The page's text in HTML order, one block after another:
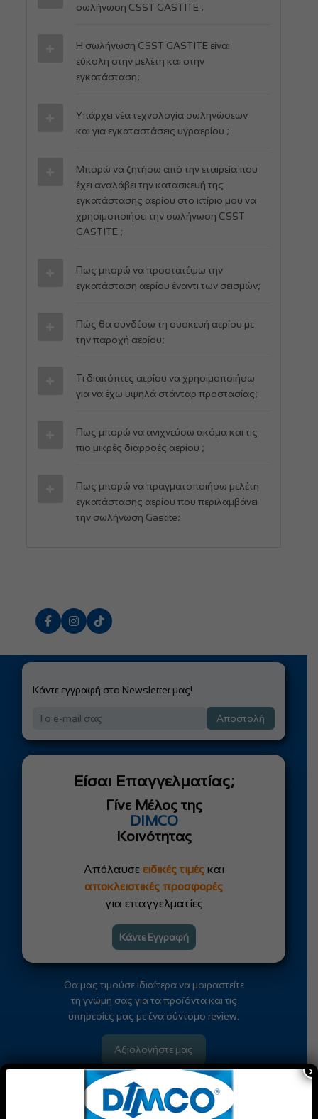
σωλήνωση CSST GASTITE ;
Η σωλήνωση CSST GASTITE είναι
εύκολη στην μελέτη και στην
εγκατάσταση;
Υπάρχει νέα τεχνολογία σωληνώσεων
και για εγκαταστάσεις υγραερίου ;
Μπορώ να ζητήσω από την εταιρεία που
έχει αναλάβει την κατασκευή της
εγκατάστασης αερίου στο κτίριο μου να
χρησιμοποιήσει την σωλήνωση CSST
GASTITE ;
Πως μπορώ να προστατέψω την
εγκατάσταση αερίου έναντι των σεισμών;
Πώς θα συνδέσω τη συσκευή αερίου με
την παροχή αερίου;
Τι διακόπτες αερίου να χρησιμοποιήσω
για να έχω υψηλά στάνταρ προστασίας;
Πως μπορώ να ανιχνεύσω ακόμα και τις
πιο μικρές διαρροές αερίου ;
Πως μπορώ να πραγματοποιήσω μελέτη
εγκατάστασης αερίου που περιλαμβάνει
την σωλήνωση Gastite;
Κάντε εγγραφή στο Newsletter μας!
Αποστολή
Είσαι Επαγγελματίας;
Γίνε Μέλος της
DIMCO
Κοινότητας
Απόλαυσε ειδικές τιμέςκαι
αποκλειστικές προσφορές
για επαγγελματίες
Κάντε Εγγραφή
Θα μας τιμούσε ιδιαίτερα να μοιραστείτε
τη γνώμη σας για τα προϊόντα και τις
υπηρεσίες μας με ένα σύντομο review.
Αξιολογήστε μας
ΦόρμαΕνδιαφέροντος
×